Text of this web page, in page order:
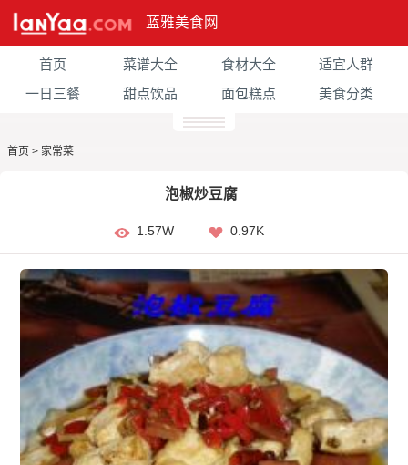
蓝雅美食网
首页 菜谱大全 食材大全
适宜人群
一日三餐
甜点饮品 面包糕点 美食分类
首页 > 家常菜
泡椒炒豆腐
1.57W 0.97K